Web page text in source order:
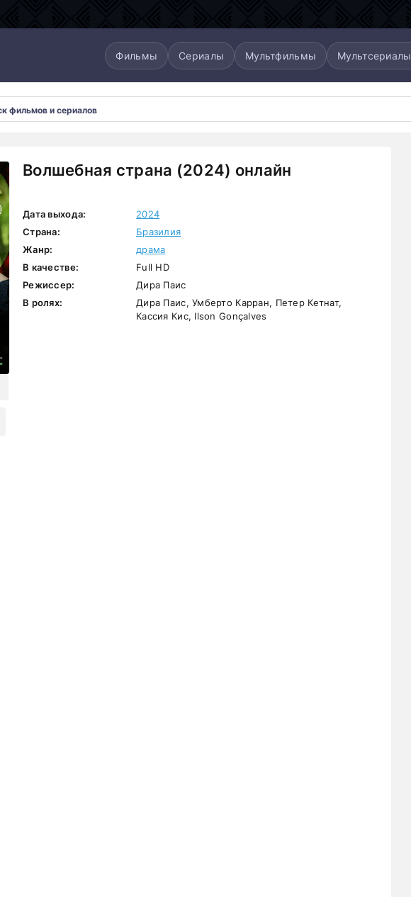
Фильмы Сериалы Мультфильмы Мультсериалы
Волшебная страна (2024) онлайн
Дата выхода:
2024
Страна:
Бразилия
Жанр:
драма
В качестве:
Full HD
Режиссер:
Дира Паис
В ролях:
Дира Паис, Умберто Карран, Петер Кетнат,
Кассия Кис, Ilson Gonçalves